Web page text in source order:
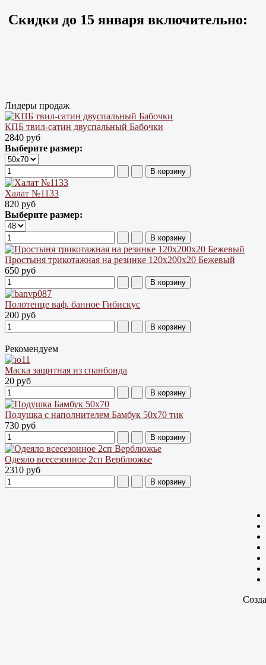
Скидки до 15 января включительно:
Лидеры продаж
КПБ твил-сатин двуспальный Бабочки
2840 руб
Выберите размер:
Халат №1133
820 руб
Выберите размер:
Простыня трикотажная на резинке 120х200х20 Бежевый
650 руб
Полотенце ваф. банное Гибискус
200 руб
Рекомендуем
Маска защитная из спанбонда
20 руб
Подушка с наполнителем Бамбук 50х70 тик
730 руб
Одеяло всесезонное 2сп Верблюжье
2310 руб